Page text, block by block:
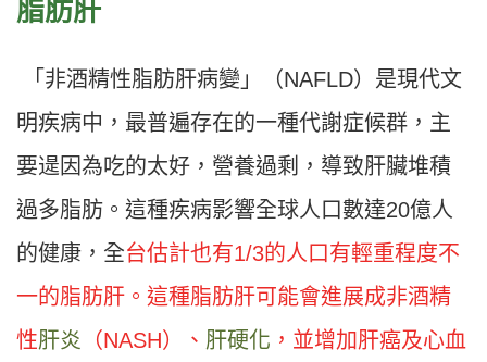
脂肪肝
「非酒精性脂肪肝病變」（NAFLD）是現代文
明疾病中，最普遍存在的一種代謝症候群，主
要遈因為吃的太好，營養過剩，導致肝臟堆積
過多脂肪。這種疾病影響全球人口數達20億人
的健康，全台估計也有1/3的人口有輕重程度不
一的脂肪肝。這種脂肪肝可能會進展成非酒精
性肝炎 （NASH）、 肝硬化 ，並增加肝癌及心血